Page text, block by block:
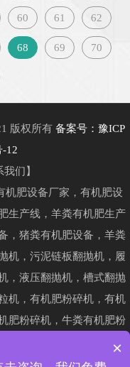
60 61 62
68 69 70
版权所有 备案号：豫ICP
-12
我们】
机肥设备厂家，有机肥设
生产线，羊粪有机肥生产
，猪粪有机肥设备，羊粪
机，污泥链板翻抛机，履
，液压翻抛机，槽式翻抛
机，有机肥粉碎机，有机
肥粉碎机，牛粪有机肥粉
酵罐厂家，畜禽粪便发酵
×